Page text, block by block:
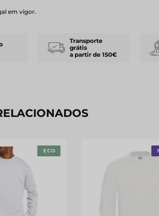
em vigor.
Transporte
grátis
a partir de 150€
ECO